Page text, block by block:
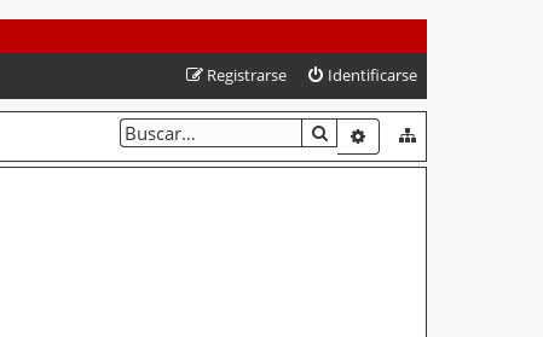
Identificarse
Registrarse
BUSCARBÚSQUEDA